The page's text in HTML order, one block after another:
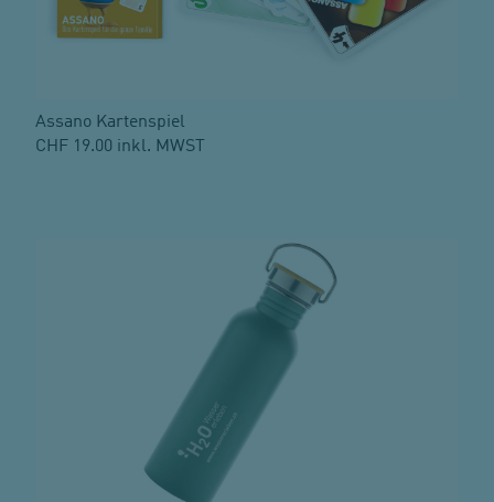
Assano Kartenspiel
CHF 19.00 inkl. MWST